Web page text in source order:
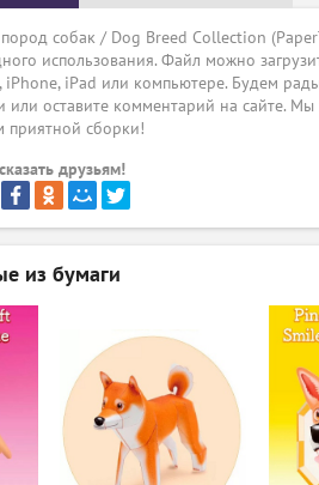
собак / Dog Breed Collection
использования. Файл можно
iPhone, iPad или компьютере. Будем
или оставите комментарий на сайте. Мы
приятной сборки!
друзьям!
из бумаги